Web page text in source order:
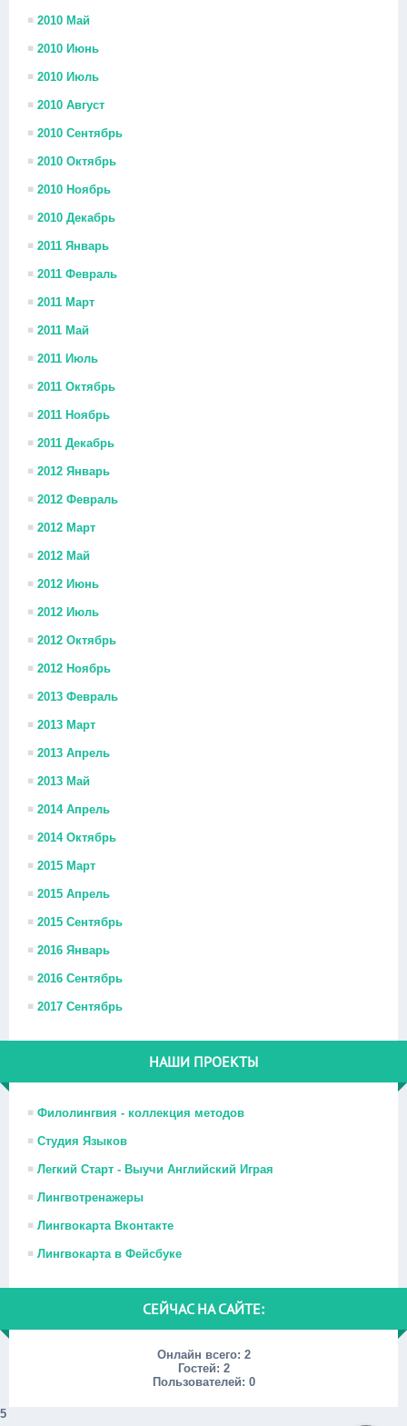
2010 Май
2010 Июнь
2010 Июль
2010 Август
2010 Сентябрь
2010 Октябрь
2010 Ноябрь
2010 Декабрь
2011 Январь
2011 Февраль
2011 Март
2011 Май
2011 Июль
2011 Октябрь
2011 Ноябрь
2011 Декабрь
2012 Январь
2012 Февраль
2012 Март
2012 Май
2012 Июнь
2012 Июль
2012 Октябрь
2012 Ноябрь
2013 Февраль
2013 Март
2013 Апрель
2013 Май
2014 Апрель
2014 Октябрь
2015 Март
2015 Апрель
2015 Сентябрь
2016 Январь
2016 Сентябрь
2017 Сентябрь
НАШИ ПРОЕКТЫ
Филолингвия - коллекция методов
Студия Языков
Легкий Старт - Выучи Английский Играя
Лингвотренажеры
Лингвокарта Вконтакте
Лингвокарта в Фейсбуке
СЕЙЧАС НА САЙТЕ:
Онлайн всего: 2
Гостей: 2
Пользователей: 0
5